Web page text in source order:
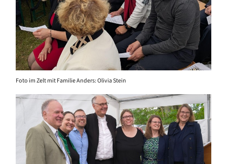
Foto im Zelt mit Familie Anders: Olivia Stein